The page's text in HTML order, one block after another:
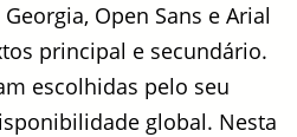
Open Sans e Arial
principal e secundário.
escolhidas pelo seu
global. Nesta